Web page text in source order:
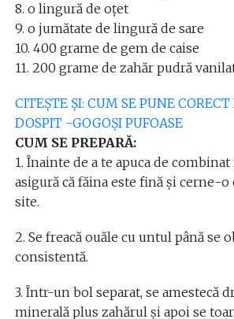
8. o lingură de oțet
9. o jumătate de lingură de sare
10. 400 grame de gem de caise
11. 200 grame de zahăr pudră
CITEȘTE ȘI: CUM SE PUNE
DOSPIT -GOGOȘI PUFOASE
CUM SE PREPARĂ:
1. Înainte de a te apuca de
asigură că făina este fină și cerne-
site.
2. Se freacă ouăle cu untul până se
consistentă.
3. Într-un bol separat, se amestecă
minerală plus zahărul și apoi se